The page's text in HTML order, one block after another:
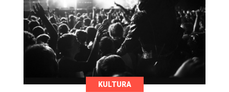
KULTURA